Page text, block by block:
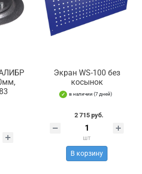
Экран WS-100 без
косынок
в наличии (7 дней)
2 715 руб.
шт
В корзину